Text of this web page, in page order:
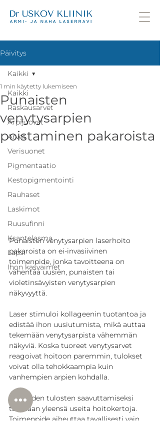
Päivitys
Kaikki
Raskausarvet
Arpijuovat
Arvet
Verisuonet
Pigmentaatio
Kestopigmentointi
Rauhaset
Laskimot
Ruusufinni
Ksantelasma
Lapsi
Ihon kasvaimet
Kaikki
Punaisten
venytysarpien
poistaminen pakaroista
1 min käytetty lukemiseen
Punaisten venytysarpien laserhoito
pakaroista on ei-invasiivinen
toimenpide, jonka tavoitteena on
vähentää uusien, punaisten tai
violetinsävyisten venytysarpien
näkyvyyttä.
Laser stimuloi kollageenin tuotantoa ja
edistää ihon uusiutumista, mikä auttaa
tekemään venytysarpista vähemmän
näkyviä. Koska tuoreet venytysarvet
reagoivat hoitoon paremmin, tulokset
voivat olla tehokkaampia kuin
vanhempien arpien kohdalla.
Parhaiden tulosten saavuttamiseksi
tarvitaan yleensä useita hoitokertoja.
Toimenpide aiheuttaa tavallisesti vain